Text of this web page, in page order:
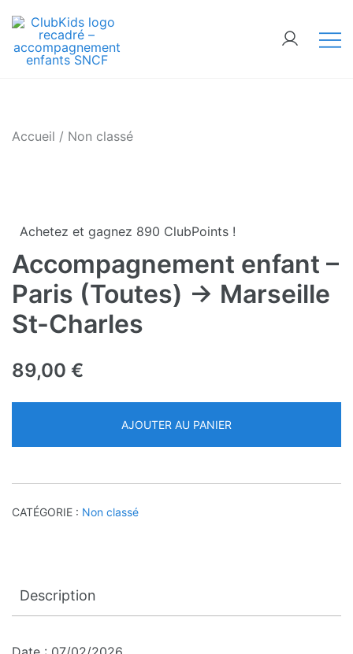
content
Accueil / Non classé
Achetez et gagnez 890 ClubPoints !
Accompagnement enfant –
Paris (Toutes) → Marseille
St-Charles
89,00 €
AJOUTER AU PANIER
CATÉGORIE : Non classé
Description
🚨 Nos accompagnements sont pris d’assaut.
Réservez dès maintenant !